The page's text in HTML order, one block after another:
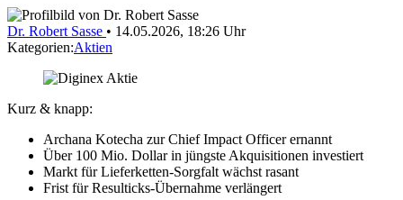
Dr. Robert Sasse • 14.05.2026, 18:26 Uhr
Kategorien:Aktien
Kurz & knapp:
Archana Kotecha zur Chief Impact Officer ernannt
Über 100 Mio. Dollar in jüngste Akquisitionen investiert
Markt für Lieferketten-Sorgfalt wächst rasant
Frist für Resulticks-Übernahme verlängert